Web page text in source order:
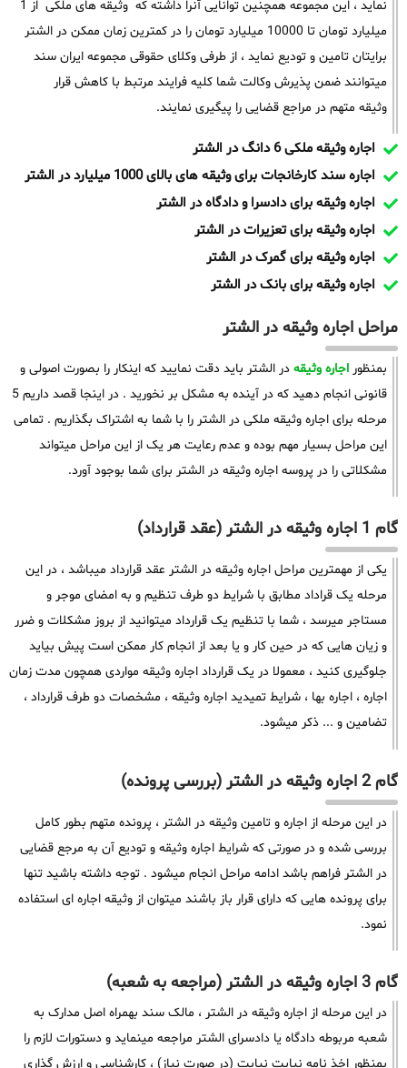
نماید ، این مجموعه همچنین توانایی آنرا داشته که وثیقه های ملکی از 1
میلیارد تومان تا 10000 میلیارد تومان را در کمترین زمان ممکن در الشتر
برایتان تامین و تودیع نماید ، از طرفی وکلای حقوقی مجموعه ایران سند
میتوانند ضمن پذیرش وکالت شما کلیه فرایند مرتبط با کاهش قرار
وثیقه متهم در مراجع قضایی را پیگیری نمایند.
اجاره وثیقه ملکی 6 دانگ در الشتر
اجاره سند کارخانجات برای وثیقه های بالای 1000 میلیارد در الشتر
اجاره وثیقه برای دادسرا و دادگاه در الشتر
اجاره وثیقه برای تعزیرات در الشتر
اجاره وثیقه برای گمرک در الشتر
اجاره وثیقه برای بانک در الشتر
مراحل اجاره وثیقه در الشتر
بمنظور اجاره وثیقه در الشتر باید دقت نمایید که اینکار را بصورت اصولی و
قانونی انجام دهید که در آینده به مشکل بر نخورید . در اینجا قصد داریم 5
مرحله برای اجاره وثیقه ملکی در الشتر را با شما به اشتراک بگذاریم . تمامی
این مراحل بسیار مهم بوده و عدم رعایت هر یک از این مراحل میتواند
مشکلاتی را در پروسه اجاره وثیقه در الشتر برای شما بوجود آورد.
گام 1 اجاره وثیقه در الشتر (عقد قرارداد)
یکی از مهمترین مراحل اجاره وثیقه در الشتر عقد قرارداد میباشد ، در این
مرحله یک قراداد مطابق با شرایط دو طرف تنظیم و به امضای موجر و
مستاجر میرسد ، شما با تنظیم یک قرارداد میتوانید از بروز مشکلات و ضرر
و زیان هایی که در حین کار و یا بعد از انجام کار ممکن است پیش بیاید
جلوگیری کنید ، معمولا در یک قرارداد اجاره وثیقه مواردی همچون مدت زمان
اجاره ، اجاره بها ، شرایط تمیدید اجاره وثیقه ، مشخصات دو طرف قرارداد ،
تضامین و ... ذکر میشود.
گام 2 اجاره وثیقه در الشتر (بررسی پرونده)
در این مرحله از اجاره و تامین وثیقه در الشتر ، پرونده متهم بطور کامل
بررسی شده و در صورتی که شرایط اجاره وثیقه و تودیع آن به مرجع قضایی
در الشتر فراهم باشد ادامه مراحل انجام میشود . توجه داشته باشید تنها
برای پرونده هایی که دارای قرار باز باشند میتوان از وثیقه اجاره ای استفاده
نمود.
گام 3 اجاره وثیقه در الشتر (مراجعه به شعبه)
در این مرحله از اجاره وثیقه در الشتر ، مالک سند بهمراه اصل مدارک به
شعبه مربوطه دادگاه یا دادسرای الشتر مراجعه مینماید و دستورات لازم را
بمنظور اخذ نامه نیابت نیابت (در صورت نیاز) ، کارشناسی و ارزش گذاری